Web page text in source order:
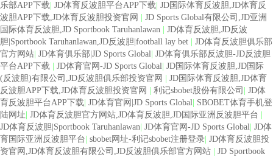
乐部APP下载 JD体育反波胆平台APP下载 JD国际体育反波胆,JD体育反
波胆APP下载,JD体育反波胆投资官网
JD Sports Global有限公司,JD亚洲
国际体育反波胆,JD Sportbook Taruhanlawan
JD体育反波胆,JD反波
胆|Sportbook Taruhanlawan,JD反波胆|football lay bet
JD体育反波胆俱乐部
官方网站 JD体育俱乐部|JD Sports Global JD体育俱乐部反波胆-JD反波胆
平台APP下载
JD体育官网-JD Sports Global JD国际体育反波胆,JD国际
(反波胆)有限公司,JD反波胆俱乐部投资官网
JD国际体育反波胆,JD体育
反波胆APP下载,JD体育反波胆投资官网
利记sbobet股份有限公司
JD体
育反波胆平台APP下载 JD体育官网|JD Sports Global SBOBET体育手机登
陆网址 JD体育反波胆官方网站,JD体育反波胆,JD国际亚洲反波胆平台
JD体育反波胆|Sportbook Taruhanlawan JD体育官网-JD Sports Global JD体
育国际亚洲反波胆平台 sbobet网址-利记sbobet注册登录 JD体育反波胆投
资官网,JD体育反波胆有限公司,JD反波胆俱乐部官方网站
JD Sportbook